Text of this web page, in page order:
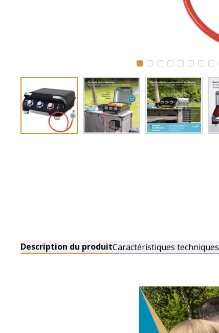
Description du produitCaractéristiques techniques